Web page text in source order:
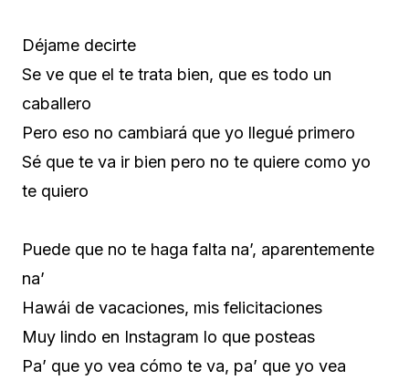
Déjame decirte
Se ve que el te trata bien, que es todo un
caballero
Pero eso no cambiará que yo llegué primero
Sé que te va ir bien pero no te quiere como yo
te quiero
Puede que no te haga falta na’, aparentemente
na’
Hawái de vacaciones, mis felicitaciones
Muy lindo en Instagram lo que posteas
Pa’ que yo vea cómo te va, pa’ que yo vea